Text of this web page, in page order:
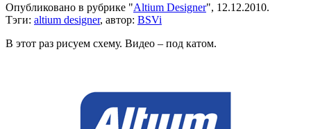
Designer
часть
Опубликовано в рубрике "Altium Designer", 12.12.2010.
Тэги: altium designer, автор: BSVi
В этот раз рисуем схему. Видео – под катом.